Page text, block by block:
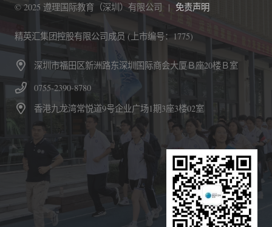
© 2025 遵理国际教育（深圳）有限公司 | 免责声明
精英汇集团控股有限公司成员 (上市编号：1775)
深圳市福田区新洲路东深圳国际商会大厦Ｂ座20楼Ｂ室
0755-2390-8780
香港九龙湾常悦道9号企业广场1期3座3楼02室